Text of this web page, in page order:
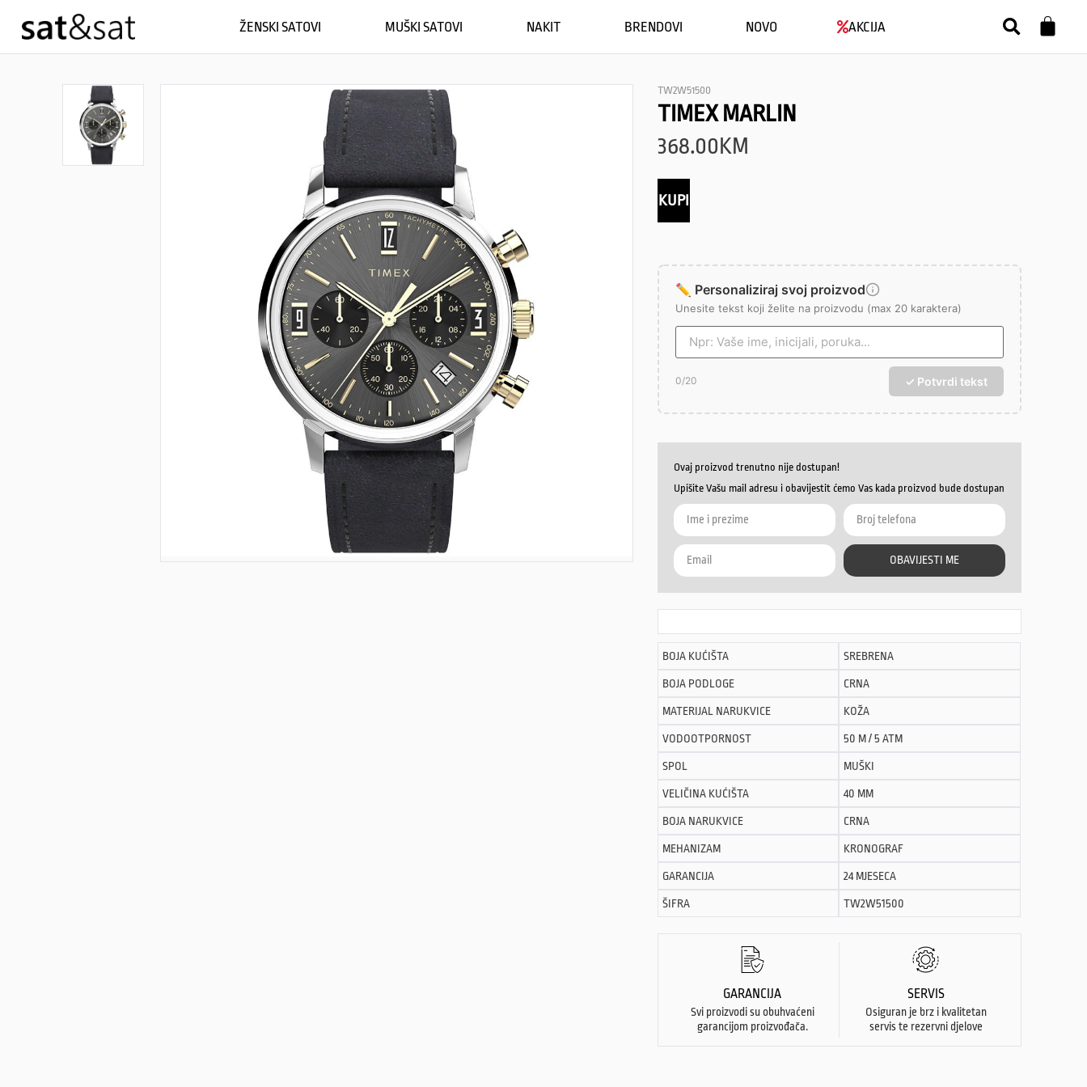
ŽENSKI SATOVI MUŠKI SATOVI NAKIT BRENDOVI NOVO AKCIJA
TW2W51500
TIMEX MARLIN
368.00 KM
KUPI
✏️ Personaliziraj svoj proizvod
Unesite tekst koji želite na proizvodu (max 20 karaktera)
0/20 ✓ Potvrdi tekst
Ovaj proizvod trenutno nije dostupan!
Upišite Vašu mail adresu i obavijestit ćemo Vas kada proizvod bude dostupan
OBAVIJESTI ME
BOJA KUĆIŠTA SREBRENA
BOJA PODLOGE CRNA
MATERIJAL NARUKVICE KOŽA
VODOOTPORNOST 50 M / 5 ATM
SPOL MUŠKI
VELIČINA KUĆIŠTA 40 MM
BOJA NARUKVICE CRNA
MEHANIZAM KRONOGRAF
GARANCIJA 24 MJESECA
ŠIFRA TW2W51500
GARANCIJA
Svi proizvodi su obuhvaćeni
garancijom proizvođača.
SERVIS
Osiguran je brz i kvalitetan
servis te rezervni djelove